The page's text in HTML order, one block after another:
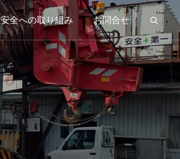
安全への取り組み お問合せ
REACH TOWER